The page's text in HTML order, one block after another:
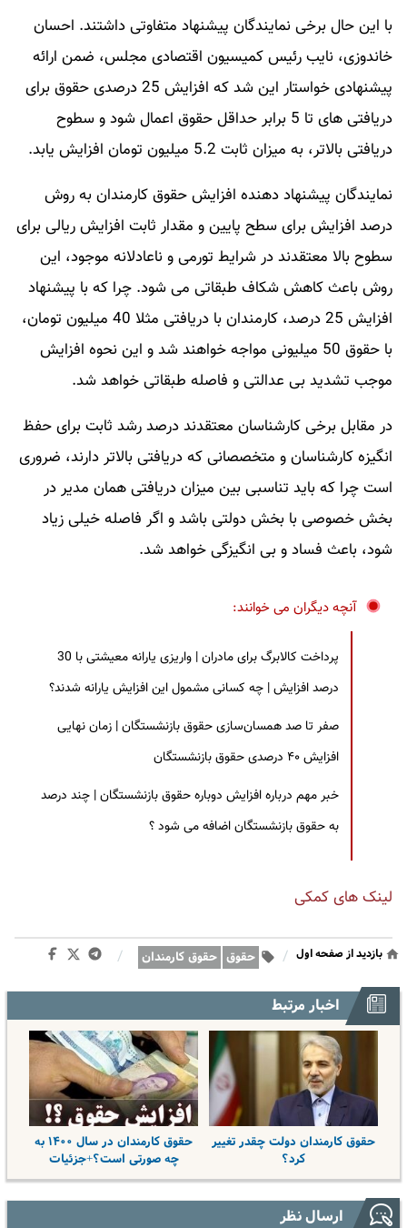
با این حال برخی نمایندگان پیشنهاد متفاوتی داشتند. احسان
خاندوزی، نایب رئیس کمیسیون اقتصادی مجلس، ضمن ارائه
پیشنهادی خواستار این شد که افزایش 25 درصدی حقوق برای
دریافتی های تا 5 برابر حداقل حقوق اعمال شود و سطوح
دریافتی بالاتر، به میزان ثابت 5.2 میلیون تومان افزایش یابد.
نمایندگان پیشنهاد دهنده افزایش حقوق کارمندان به روش
درصد افزایش برای سطح پایین و مقدار ثابت افزایش ریالی برای
سطوح بالا معتقدند در شرایط تورمی و ناعادلانه موجود، این
روش باعث کاهش شکاف طبقاتی می شود. چرا که با پیشنهاد
افزایش 25 درصد، کارمندان با دریافتی مثلا 40 میلیون تومان،
با حقوق 50 میلیونی مواجه خواهند شد و این نحوه افزایش
موجب تشدید بی عدالتی و فاصله طبقاتی خواهد شد.
در مقابل برخی کارشناسان معتقدند درصد رشد ثابت برای حفظ
انگیزه کارشناسان و متخصصانی که دریافتی بالاتر دارند، ضروری
است چرا که باید تناسبی بین میزان دریافتی همان مدیر در
بخش خصوصی با بخش دولتی باشد و اگر فاصله خیلی زیاد
شود، باعث فساد و بی انگیزگی خواهد شد.
آنچه دیگران می خوانند:
پرداخت کالابرگ برای مادران | واریزی یارانه معیشتی با 30
درصد افزایش | چه کسانی مشمول این افزایش یارانه شدند؟
صفر تا صد همسان‌سازی حقوق بازنشستگان | زمان نهایی
افزایش ۴۰ درصدی حقوق بازنشستگان
خبر مهم درباره افزایش دوباره حقوق بازنشستگان | چند درصد
به حقوق بازنشستگان اضافه می شود ؟
لینک های کمکی
بازدید از صفحه اول / حقوق حقوق کارمندان /
اخبار مرتبط
حقوق کارمندان دولت چقدر تغییر
کرد؟
حقوق کارمندان در سال ۱۴۰۰ به
چه صورتی است؟+جزئیات
ارسال نظر